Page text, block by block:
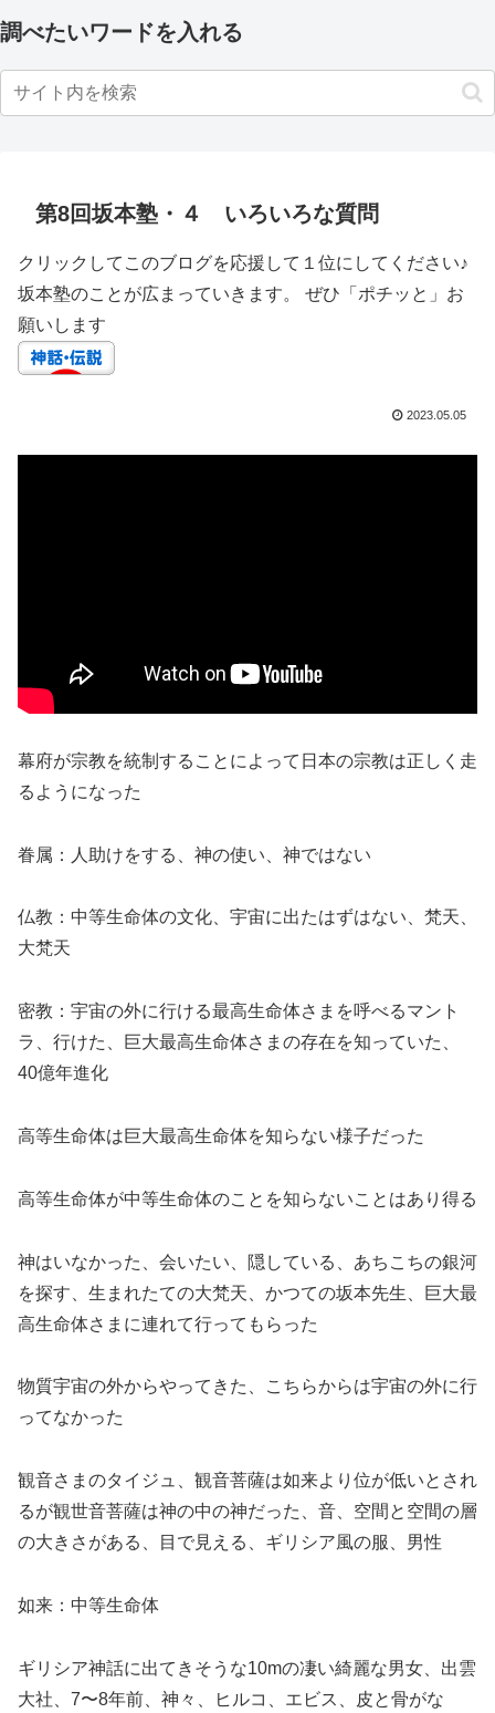
調べたいワードを入れる
第8回坂本塾・４ いろいろな質問
クリックしてこのブログを応援して１位にしてください♪
坂本塾のことが広まっていきます。 ぜひ「ポチッと」お
願いします
2023.05.05
幕府が宗教を統制することによって日本の宗教は正しく走
るようになった
眷属：人助けをする、神の使い、神ではない
仏教：中等生命体の文化、宇宙に出たはずはない、梵天、
大梵天
密教：宇宙の外に行ける最高生命体さまを呼べるマント
ラ、行けた、巨大最高生命体さまの存在を知っていた、
40億年進化
高等生命体は巨大最高生命体を知らない様子だった
高等生命体が中等生命体のことを知らないことはあり得る
神はいなかった、会いたい、隠している、あちこちの銀河
を探す、生まれたての大梵天、かつての坂本先生、巨大最
高生命体さまに連れて行ってもらった
物質宇宙の外からやってきた、こちらからは宇宙の外に行
ってなかった
観音さまのタイジュ、観音菩薩は如来より位が低いとされ
るが観世音菩薩は神の中の神だった、音、空間と空間の層
の大きさがある、目で見える、ギリシア風の服、男性
如来：中等生命体
ギリシア神話に出てきそうな10mの凄い綺麗な男女、出雲
大社、7〜8年前、神々、ヒルコ、エビス、皮と骨がな